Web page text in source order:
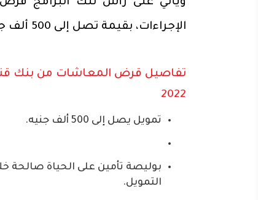
الإجراءات، بقيمة تصل إلى 500 ألف جنيه وفترة سداد تصل إلى 10 سنوات.
تفاصيل قرض المعاشات من بنك
2022
تمويل يصل إلى 500 ألف جنيه.
بوليصة تأمين على الحياة صالحة
التمويل.